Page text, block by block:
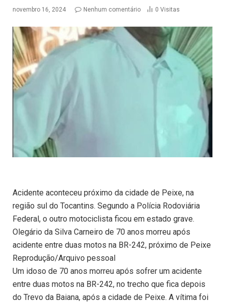
novembro 16, 2024 Nenhum comentário 0 Visitas
Acidente aconteceu próximo da cidade de Peixe, na
região sul do Tocantins. Segundo a Polícia Rodoviária
Federal, o outro motociclista ficou em estado grave.
Olegário da Silva Carneiro de 70 anos morreu após
acidente entre duas motos na BR-242, próximo de Peixe
Reprodução/Arquivo pessoal
Um idoso de 70 anos morreu após sofrer um acidente
entre duas motos na BR-242, no trecho que fica depois
do Trevo da Baiana, após a cidade de Peixe. A vítima foi